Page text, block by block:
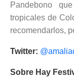
Pandebono
tropicales de
recomendarlos,
Twitter:
Sobre Hay